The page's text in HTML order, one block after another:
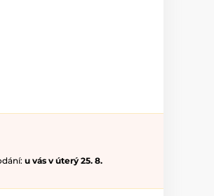
u vás v úterý 25. 8.